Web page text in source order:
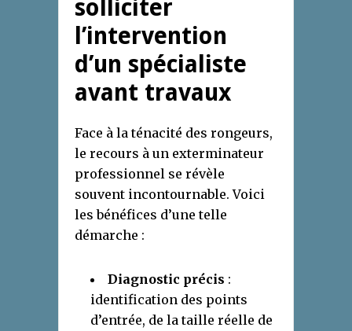
solliciter
l’intervention
d’un spécialiste
avant travaux
Face à la ténacité des rongeurs,
le recours à un exterminateur
professionnel se révèle
souvent incontournable. Voici
les bénéfices d’une telle
démarche :
Diagnostic précis :
identification des points
d’entrée, de la taille réelle de